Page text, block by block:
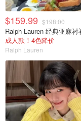
$159.99 $198.00
Ralph Lauren 经典亚麻衬
成人款！4色降价
Ralph Lauren